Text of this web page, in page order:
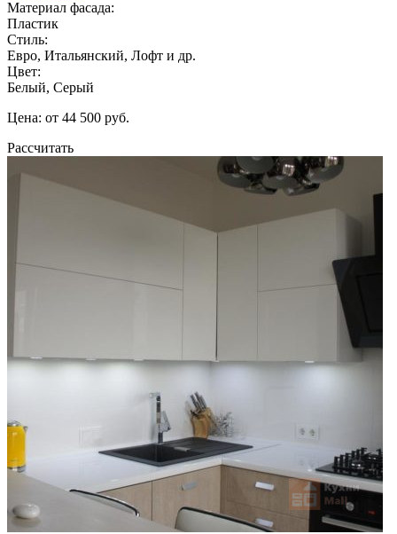
Материал фасада:
Пластик
Стиль:
Евро, Итальянский, Лофт и др.
Цвет:
Белый, Серый
Цена: от 44 500 руб.
Рассчитать